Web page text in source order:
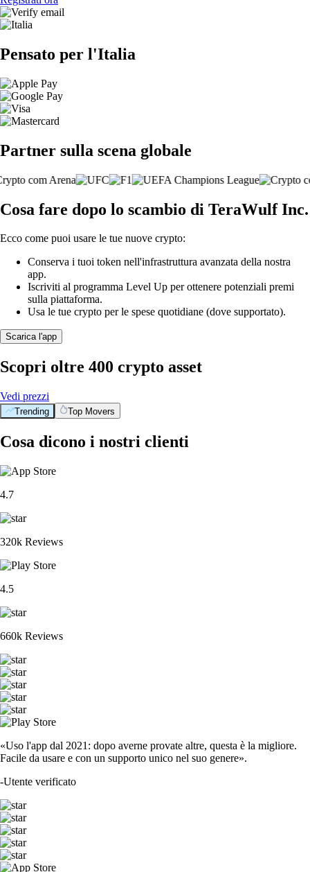
Pensato per l'Italia
Partner sulla scena globale
Cosa fare dopo lo scambio di TeraWulf Inc.
Ecco come puoi usare le tue nuove crypto:
Conserva i tuoi token nell'infrastruttura avanzata della nostra
app.
Iscriviti al programma Level Up per ottenere potenziali premi
sulla piattaforma.
Usa le tue crypto per le spese quotidiane (dove supportato).
Scarica l'app
Scopri oltre 400 crypto asset
Vedi prezzi
Trending Top Movers
Cosa dicono i nostri clienti
4.7
320k Reviews
4.5
660k Reviews
«Uso l'app dal 2021: dopo averne provate altre, questa è la migliore.
Facile da usare e con un supporto unico nel suo genere».
-Utente verificato